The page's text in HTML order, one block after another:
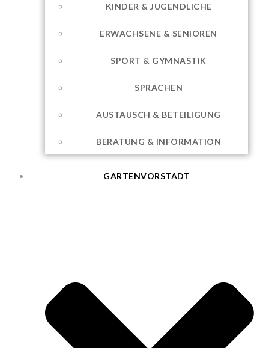
KINDER & JUGENDLICHE
ERWACHSENE & SENIOREN
SPORT & GYMNASTIK
SPRACHEN
AUSTAUSCH & BETEILIGUNG
BERATUNG & INFORMATION
GARTENVORSTADT